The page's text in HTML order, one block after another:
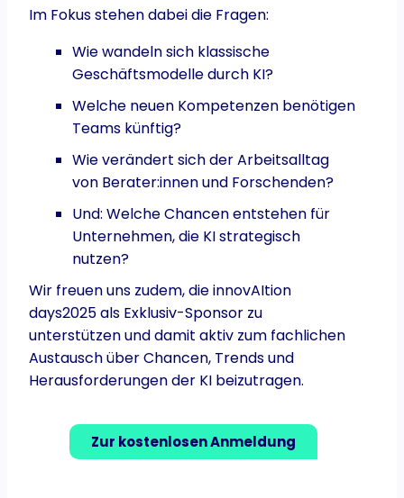
Im Fokus stehen dabei die Fragen:
Wie wandeln sich klassische
Geschäftsmodelle durch KI?
Welche neuen Kompetenzen benötigen
Teams künftig?
Wie verändert sich der Arbeitsalltag
von Berater:innen und Forschenden?
Und: Welche Chancen entstehen für
Unternehmen, die KI strategisch
nutzen?
Wir freuen uns zudem, die innovAItion
days2025 als Exklusiv-Sponsor zu
unterstützen und damit aktiv zum fachlichen
Austausch über Chancen, Trends und
Herausforderungen der KI beizutragen.
Zur kostenlosen Anmeldung